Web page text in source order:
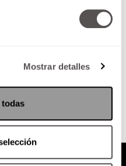
Mostrar detalles